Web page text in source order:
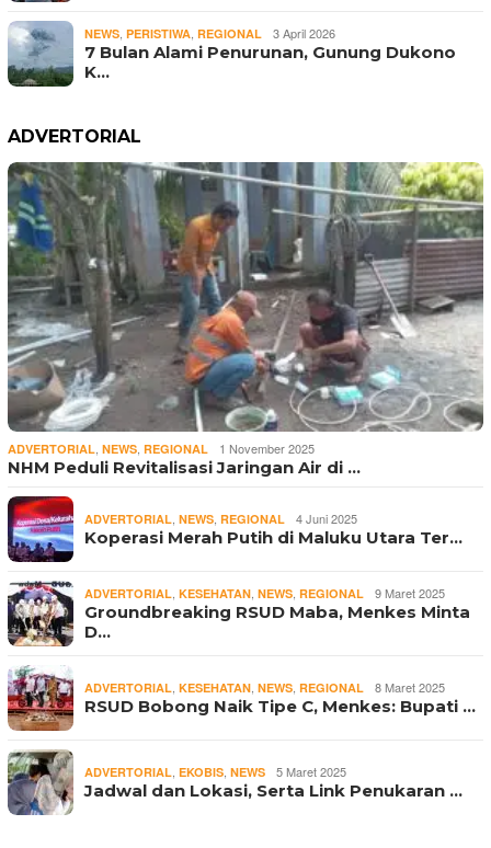
NEWS, PERISTIWA, REGIONAL 3 April 2026
7 Bulan Alami Penurunan, Gunung Dukono
K…
ADVERTORIAL
ADVERTORIAL, NEWS, REGIONAL 1 November 2025
NHM Peduli Revitalisasi Jaringan Air di …
ADVERTORIAL, NEWS, REGIONAL 4 Juni 2025
Koperasi Merah Putih di Maluku Utara Ter…
ADVERTORIAL, KESEHATAN, NEWS, REGIONAL 9 Maret 2025
Groundbreaking RSUD Maba, Menkes Minta
D…
ADVERTORIAL, KESEHATAN, NEWS, REGIONAL 8 Maret 2025
RSUD Bobong Naik Tipe C, Menkes: Bupati …
ADVERTORIAL, EKOBIS, NEWS 5 Maret 2025
Jadwal dan Lokasi, Serta Link Penukaran …